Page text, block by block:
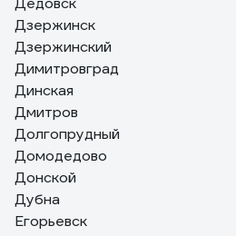
Дзержинск
Дзержинский
Димитровград
Динская
Дмитров
Долгопрудный
Домодедово
Донской
Дубна
Егорьевск